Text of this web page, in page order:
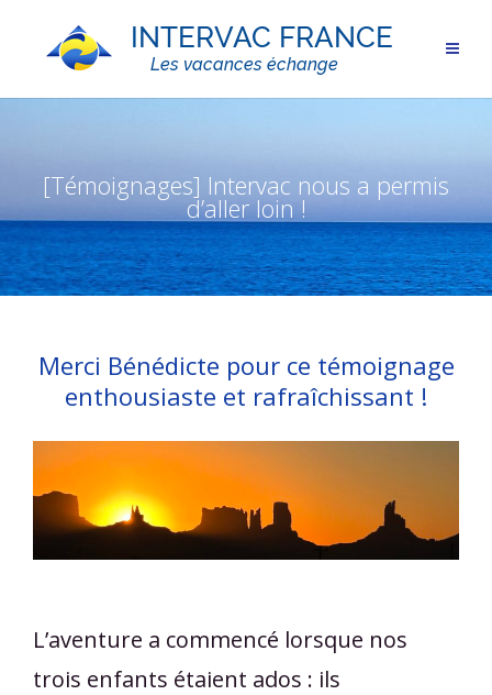
[Témoignages] Intervac nous a permis
d’aller loin !
Merci Bénédicte pour ce témoignage
enthousiaste et rafraîchissant !
L’aventure a commencé lorsque nos
trois enfants étaient ados : ils